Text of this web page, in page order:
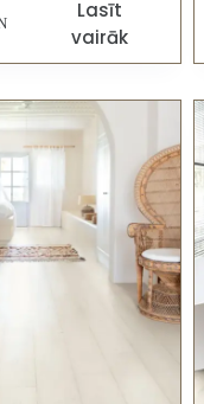
Lasīt
vairāk